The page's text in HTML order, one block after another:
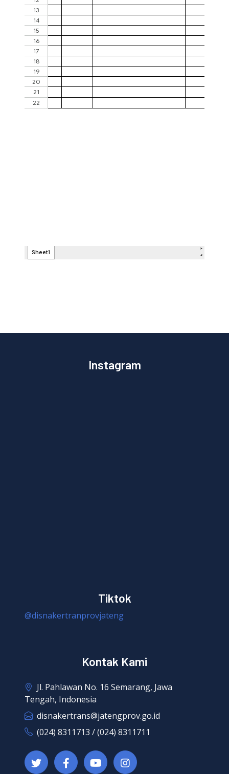
Instagram
Tiktok
@disnakertranprovjateng
Kontak Kami
Jl. Pahlawan No. 16 Semarang, Jawa
Tengah, Indonesia
disnakertrans@jatengprov.go.id
(024) 8311713 / (024) 8311711